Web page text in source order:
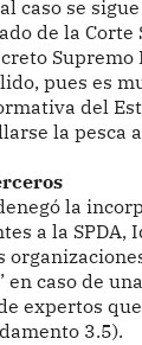
caso se
de la Corte
Supremo
pues es
del
la pesca
la
a la SPDA,
en caso de
expertos
3.5).